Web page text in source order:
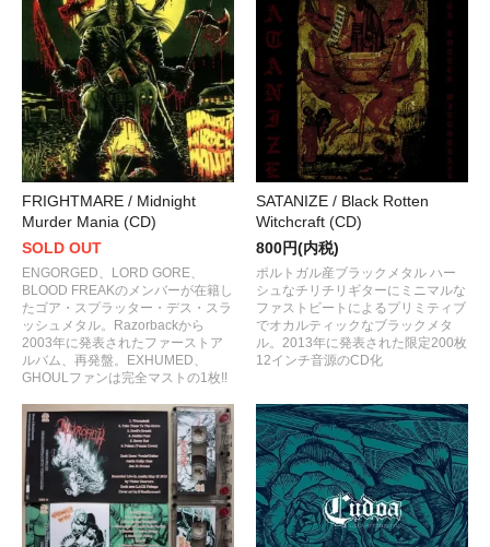
FRIGHTMARE / Midnight
Murder Mania (CD)
SOLD OUT
ENGORGED、LORD GORE、
BLOOD FREAKのメンバーが在籍し
たゴア・スプラッター・デス・スラ
ッシュメタル。Razorbackから
2003年に発表されたファーストア
ルバム、再発盤。EXHUMED、
GHOULファンは完全マストの1枚!!
SATANIZE / Black Rotten
Witchcraft (CD)
800円(内税)
ポルトガル産ブラックメタル ハー
シュなチリチリギターにミニマルな
ファストビートによるプリミティブ
でオカルティックなブラックメタ
ル。2013年に発表された限定200枚
12インチ音源のCD化